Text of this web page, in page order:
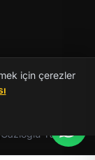
saklıdır.
Gazioğlu Yazılım
için çerezler